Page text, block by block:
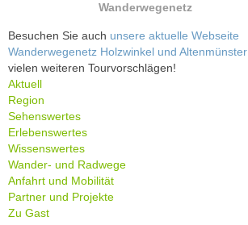
Wanderwegenetz
Besuchen Sie auch unsere aktuelle Webseite
Wanderwegenetz Holzwinkel und Altenmünster
vielen weiteren Tourvorschlägen!
Aktuell
Region
Sehenswertes
Erlebenswertes
Wissenswertes
Wander- und Radwege
Anfahrt und Mobilität
Partner und Projekte
Zu Gast